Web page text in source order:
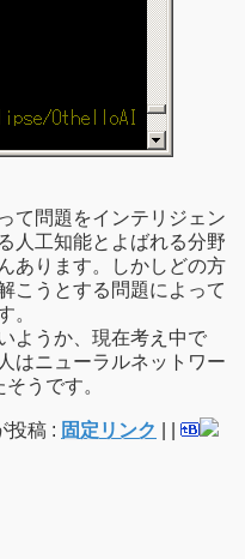
て問題をインテリジェン
人工知能とよばれる分野
あります。しかしどの方
こうとする問題によって
。
ようか、現在考え中で
はニューラルネットワー
うです。
投稿 : 固定リンク